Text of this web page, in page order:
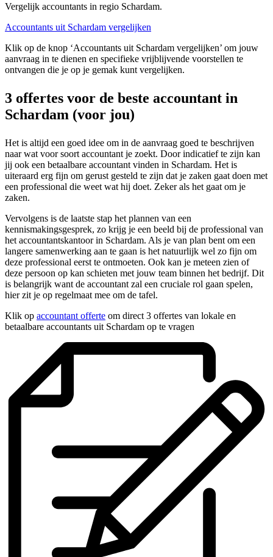
Vergelijk accountants in regio Schardam.
Accountants uit Schardam vergelijken
Klik op de knop ‘Accountants uit Schardam vergelijken’ om jouw
aanvraag in te dienen en specifieke vrijblijvende voorstellen te
ontvangen die je op je gemak kunt vergelijken.
3 offertes voor de beste accountant in
Schardam (voor jou)
Het is altijd een goed idee om in de aanvraag goed te beschrijven
naar wat voor soort accountant je zoekt. Door indicatief te zijn kan
jij ook een betaalbare accountant vinden in Schardam. Het is
uiteraard erg fijn om gerust gesteld te zijn dat je zaken gaat doen met
een professional die weet wat hij doet. Zeker als het gaat om je
zaken.
Vervolgens is de laatste stap het plannen van een
kennismakingsgesprek, zo krijg je een beeld bij de professional van
het accountantskantoor in Schardam. Als je van plan bent om een
langere samenwerking aan te gaan is het natuurlijk wel zo fijn om
deze professional eerst te ontmoeten. Ook kan je meteen zien of
deze persoon op kan schieten met jouw team binnen het bedrijf. Dit
is belangrijk want de accountant zal een cruciale rol gaan spelen,
hier zit je op regelmaat mee om de tafel.
Klik op accountant offerte om direct 3 offertes van lokale en
betaalbare accountants uit Schardam op te vragen